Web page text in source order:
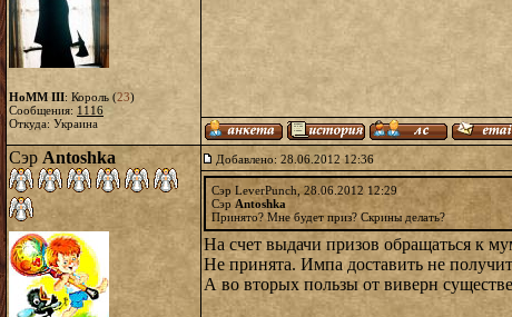
HoMM III: Король (23)
Сообщения: 1116
Откуда: Украина
Сэр Antoshka Добавлено: 28.06.2012 12:36
Сэр LeverPunch, 28.06.2012 12:29
Сэр Antoshka
Принято? Мне будет приз? Скрины делать?
На счет выдачи призов обращаться к
Не принята. Импа доставить не
А во вторых пользы от виверн